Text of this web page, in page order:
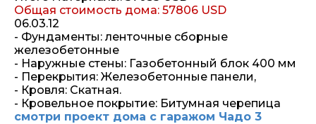
Общая стоимость дома: 57806 USD
06.03.12
- Фундаменты: ленточные сборные
железобетонные
- Наружные стены: Газобетонный блок 400 мм
- Перекрытия: Железобетонные панели,
- Кровля: Скатная.
- Кровельное покрытие: Битумная черепица
смотри проект дома с гаражом Чадо 3